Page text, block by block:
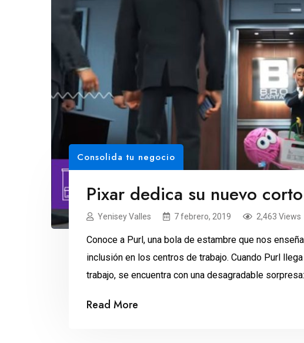
Consolida tu negocio
Pixar dedica su nuevo
Yenisey Valles 7 febrero, 2019 2,463 Views
Conoce a Purl, una bola de estambre que nos
inclusión en los centros de trabajo. Cuando Purl
trabajo, se encuentra con una desagradable
Read More